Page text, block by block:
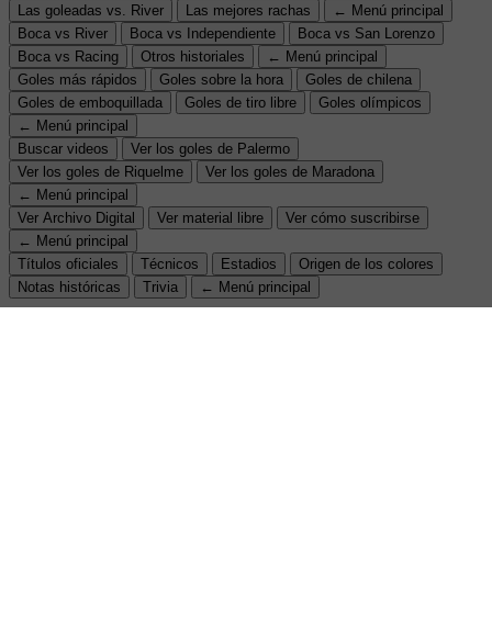
Las goleadas vs. River
Las mejores rachas
← Menú principal
Boca vs River
Boca vs Independiente
Boca vs San Lorenzo
Boca vs Racing
Otros historiales
← Menú principal
Goles más rápidos
Goles sobre la hora
Goles de chilena
Goles de emboquillada
Goles de tiro libre
Goles olímpicos
← Menú principal
Buscar videos
Ver los goles de Palermo
Ver los goles de Riquelme
Ver los goles de Maradona
← Menú principal
Ver Archivo Digital
Ver material libre
Ver cómo suscribirse
← Menú principal
Títulos oficiales
Técnicos Estadios
Origen de los colores
Notas históricas
Trivia ← Menú principal